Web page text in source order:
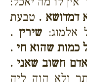
דמדושא . טבעת
שירין .
כמות שהוא חי .
אדם חשוב שאני .
ולא הוה ליה